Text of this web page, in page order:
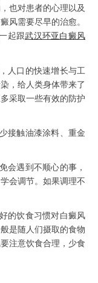
也对患者的心理以及
风需要尽早的治愈。
起跟武汉环亚白癜风
口的快速增长与工
，给人类身体带来了
采取一些有效的防护
触油漆涂料、重金
遇到不顺心的事，
会调节。如果调理不
的饮食习惯对白癜风
是随人们摄取的食物
注意饮食合理，少食